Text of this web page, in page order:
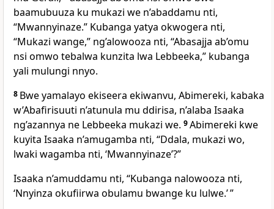
baamubuuza ku mukazi we n’abaddamu nti,
“Mwannyinaze.” Kubanga yatya okwogera nti,
“Mukazi wange,” ng’alowooza nti, “Abasajja ab’omu
nsi omwo tebalwa kunzita lwa Lebbeeka,” kubanga
yali mulungi nnyo.
8 Bwe yamalayo ekiseera ekiwanvu, Abimereki, kabaka
w’Abafirisuuti n’atunula mu ddirisa, n’alaba Isaaka
ng’azannya ne Lebbeeka mukazi we. 9Abimereki kwe
kuyita Isaaka n’amugamba nti, “Ddala, mukazi wo,
lwaki wagamba nti, ‘Mwannyinaze’?”
Isaaka n’amuddamu nti, “Kubanga nalowooza nti,
‘Nnyinza okufiirwa obulamu bwange ku lulwe.’ ”